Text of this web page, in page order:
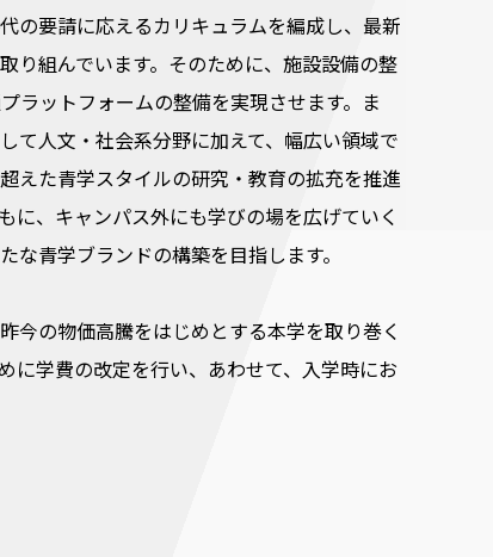
の要請に応えるカリキュラムを編成し、最新
り組んでいます。そのために、施設設備の整
ラットフォームの整備を実現させます。ま
て人文・社会系分野に加えて、幅広い領域で
えた青学スタイルの研究・教育の拡充を推進
に、キャンパス外にも学びの場を広げていく
青学ブランドの構築を目指します。
今の物価高騰をはじめとする本学を取り巻く
に学費の改定を行い、あわせて、入学時にお